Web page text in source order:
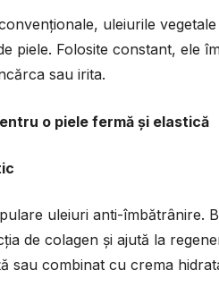
uleiurile
piele. Folosite constant, ele
sau irita.
o piele fermă și elastică
uleiuri anti-îmbătrânire.
de colagen și ajută la
sau combinat cu crema